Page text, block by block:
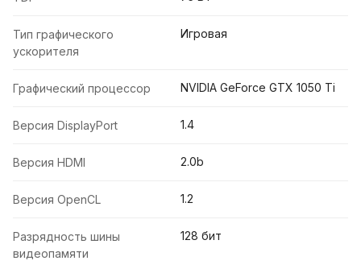
Тип графического
ускорителя
Игровая
Графический процессор NVIDIA GeForce GTX 1050 Ti
Версия DisplayPort 1.4
Версия HDMI 2.0b
Версия OpenCL 1.2
Разрядность шины
видеопамяти
128 бит